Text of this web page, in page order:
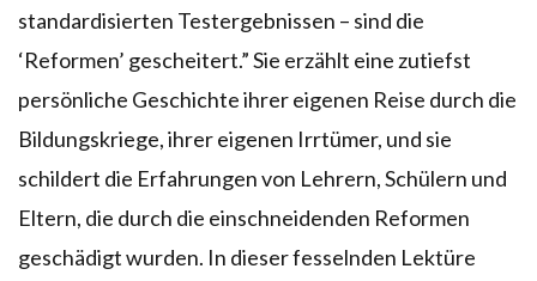
standardisierten Testergebnissen – sind die
‘Reformen’ gescheitert.” Sie erzählt eine zutiefst
persönliche Geschichte ihrer eigenen Reise durch die
Bildungskriege, ihrer eigenen Irrtümer, und sie
schildert die Erfahrungen von Lehrern, Schülern und
Eltern, die durch die einschneidenden Reformen
geschädigt wurden. In dieser fesselnden Lektüre